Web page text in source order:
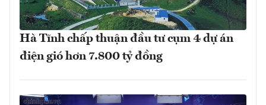
Hà Tĩnh chấp thuận đầu tư cụm 4 dự án
điện gió hơn 7.800 tỷ đồng